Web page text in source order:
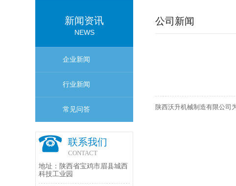
新闻资讯
NEWS
企业新闻
行业新闻
常见问答
联系我们
CONTACT
地址：陕西省宝鸡市眉县城西
科技工业园
公司新闻
陕西沃升机械制造有限公司